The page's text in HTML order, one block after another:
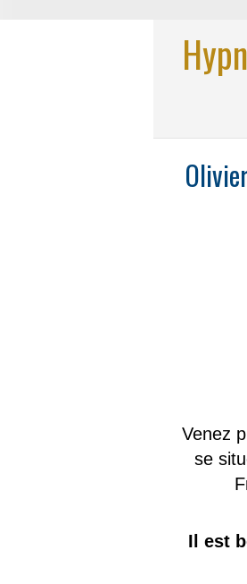
Venez
se
Il est